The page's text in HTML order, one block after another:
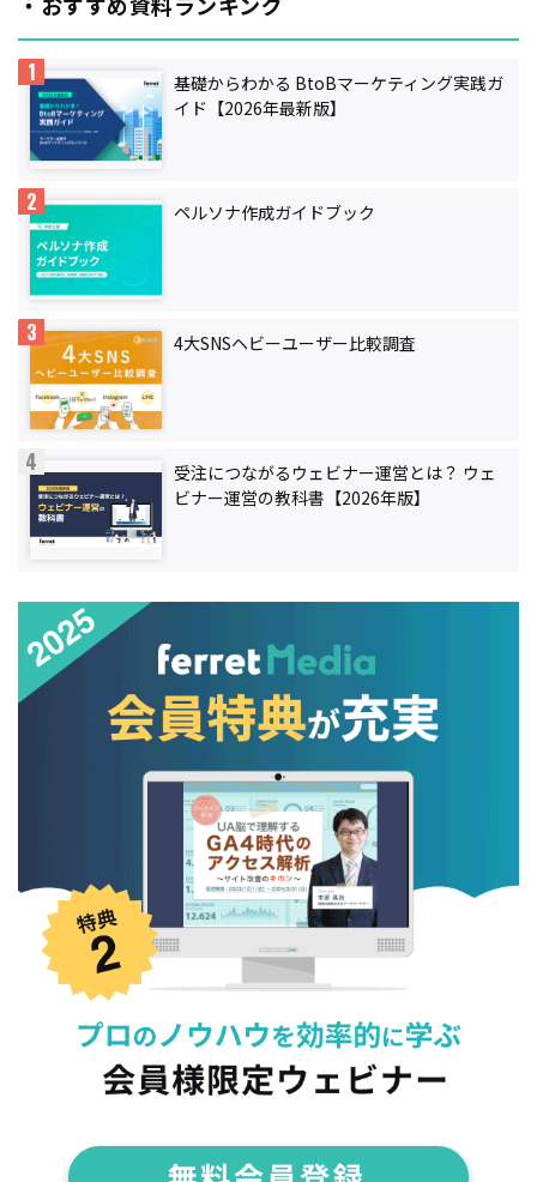
基礎からわかる BtoBマーケティング実践ガ
イド【2026年最新版】
ペルソナ作成ガイドブック
4大SNSヘビーユーザー比較調査
受注につながるウェビナー運営とは？ ウェ
ビナー運営の教科書【2026年版】